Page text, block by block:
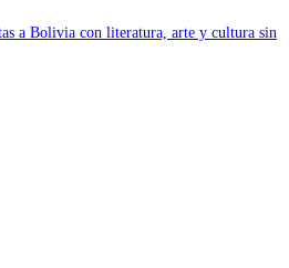
a Bolivia con literatura, arte y cultura sin